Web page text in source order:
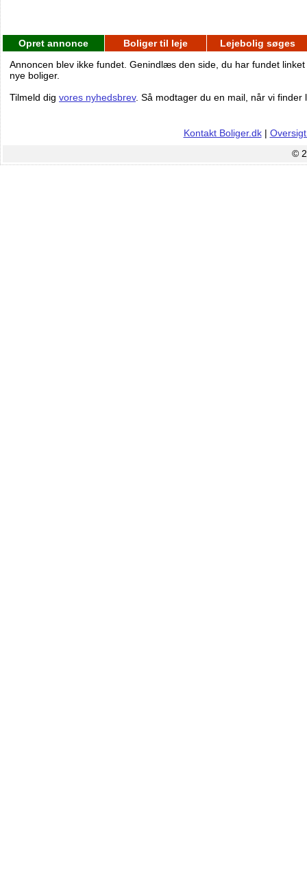
Opret annonce Boliger til leje
Lejebolig søges
Annoncen blev ikke fundet. Genindlæs den side, du har fundet
nye boliger.
Tilmeld dig vores nyhedsbrev. Så modtager du en mail, når vi
Kontakt Boliger.dk|
©